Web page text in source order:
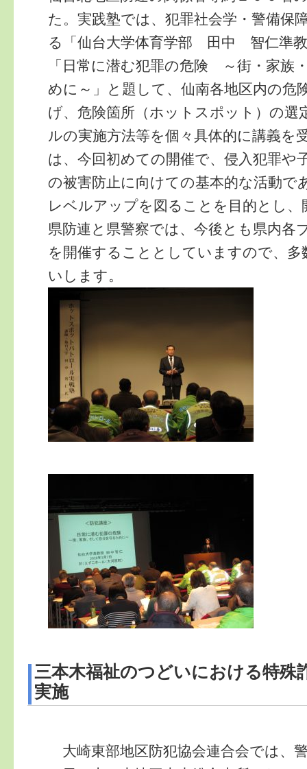
た。実践塾では、犯罪社会学・警備保
る「仙台大学体育学部 田中 智仁準
「日常に潜む犯罪の危険 ～街・家族
めに～」と題して、仙南各地区内の危
げ、危険箇所（ホットスポット）の選
ルの実施方法等を個々具体的に講義を
は、今回初めての開催で、侵入犯罪や
の被害防止に向けての基本的な活動で
レベルアップを図ることを目的とし
県防連と県警察では、今後とも県内各
を開催することとしていますので、多
いします。
三本木福祉のつどいにおける特殊
実施
大崎東部地区防犯協会連合会では、